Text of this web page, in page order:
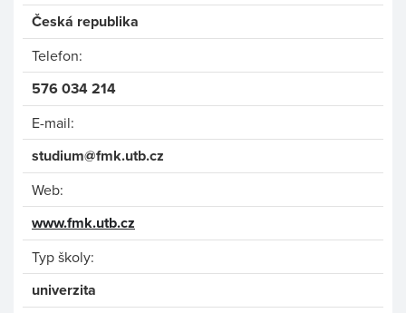
Česká republika
Telefon:
576 034 214
E-mail:
studium@fmk.utb.cz
Web:
www.fmk.utb.cz
Typ školy:
univerzita